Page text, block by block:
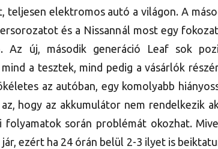
teljesen elektromos autó a világon. A
és a Nissannál most egy
Az új, második generáció Leaf sok
a tesztek, mind pedig a vásárlók
az autóban, egy komolyabb
hogy az akkumulátor nem rendelkezik
során problémát okozhat.
ezért ha 24 órán belül 2-3 ilyet is